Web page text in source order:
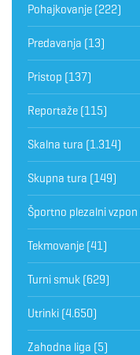
Pohajkovanje (222)
Predavanja (13)
Pristop (137)
Reportaže (115)
Skalna tura (1.314)
Skupna tura (149)
Športno plezalni vzpon
Tekmovanje (41)
Turni smuk (629)
Utrinki (4.650)
Zahodna liga (5)